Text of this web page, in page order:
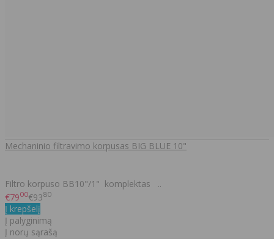
Mechaninio filtravimo korpusas BIG BLUE 10"
Filtro korpuso BB10"/1" komplektas ..
€7900€9380
Į krepšelį
Į palyginimą
Į norų sąrašą